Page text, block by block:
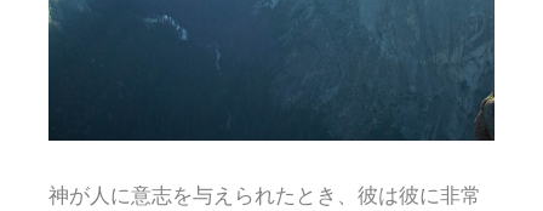
神が人に意志を与えられたとき、彼は彼に非常